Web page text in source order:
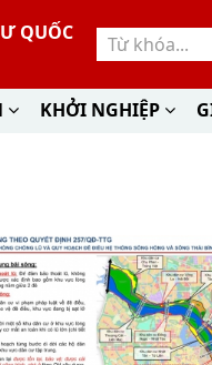
QUỐC
KHỞI NGHIỆP